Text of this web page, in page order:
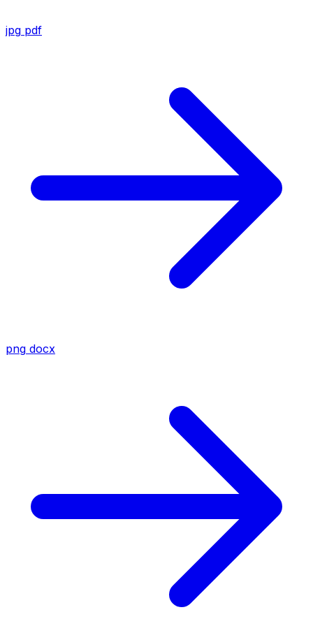
jpg pdf
png docx